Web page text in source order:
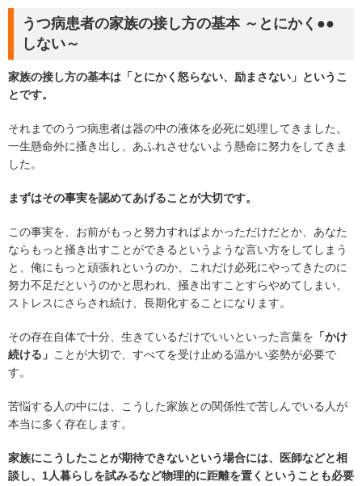
うつ病患者の家族の接し方の基本 ～とにかく●●
しない～
家族の接し方の基本は「とにかく怒らない、励まさない」というこ
とです。
それまでのうつ病患者は器の中の液体を必死に処理してきました。
一生懸命外に搔き出し、あふれさせないよう懸命に努力をしてきま
した。
まずはその事実を認めてあげることが大切です。
この事実を、お前がもっと努力すればよかっただけだとか、あなた
ならもっと掻き出すことができるというような言い方をしてしまう
と、俺にもっと頑張れというのか、これだけ必死にやってきたのに
努力不足だというのかと思われ、掻き出すことすらやめてしまい、
ストレスにさらされ続け、長期化することになります。
その存在自体で十分、生きているだけでいいといった言葉を 「かけ
続ける」 ことが大切で、すべてを受け止める温かい姿勢が必要で
す。
苦悩する人の中には、こうした家族との関係性で苦しんでいる人が
本当に多く存在します。
家族にこうしたことが期待できないという場合には、医師などと相
談し、1人暮らしを試みるなど物理的に距離を置くということも必要